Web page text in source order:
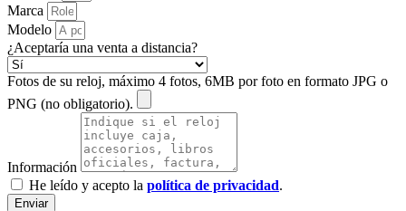
Marca
Modelo
¿Aceptaría una venta a distancia?
Fotos de su reloj, máximo 4 fotos, 6MB por foto en formato JPG o
PNG (no obligatorio).
Información
He leído y acepto la política de privacidad.
Enviar